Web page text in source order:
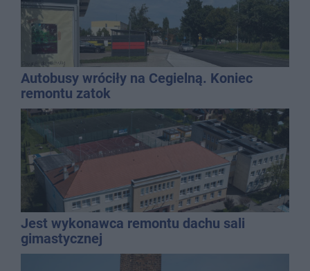
Autobusy wróciły na Cegielną. Koniec
remontu zatok
Jest wykonawca remontu dachu sali
gimastycznej